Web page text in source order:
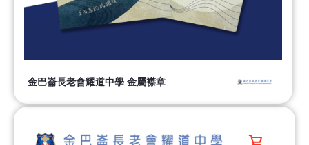
金巴崙長老會耀道中學 金屬襟章